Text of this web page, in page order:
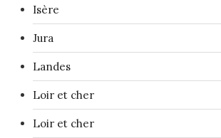
Isère
Jura
Landes
Loir et cher
Loir et cher